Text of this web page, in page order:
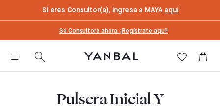
Si eres Consultor(a), ingresa a MAYA aquí
Sé Consultora ahora. ¡Regístrate aquí!
Pulsera Inicial Y